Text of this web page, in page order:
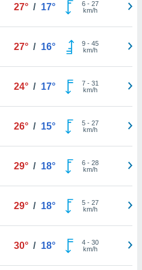
27° / 17° 6- 27
km/h
27° / 16° 9- 45
km/h
24° / 17° 7- 31
km/h
26° / 15° 5- 27
km/h
29° / 18° 6- 28
km/h
29° / 18° 5- 27
km/h
30° / 18° 4- 30
km/h